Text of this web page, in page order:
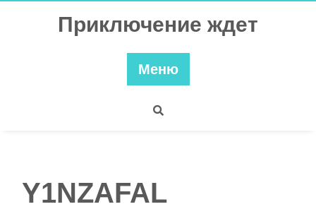
Приключение ждет
Меню
Y1NZAFAL